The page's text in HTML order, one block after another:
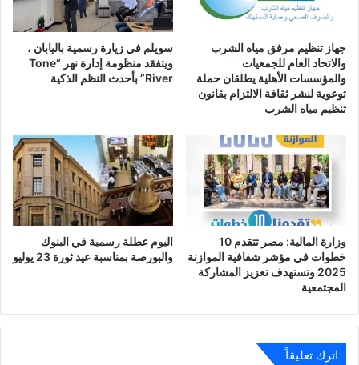
جهاز تنظيم مرفق مياه الشرب
والاتحاد العام للجمعيات
والمؤسسات الأهلية يطلقان حملة
توعوية لنشر ثقافة الالتزام بقانون
تنظيم مياه الشرب
سويلم في زيارة رسمية باليابان ،
ويتفقد منظومة إدارة نهر “Tone
River” بأحدث النظم الذكية
وزارة المالية: مصر تتقدم 10
خطوات في مؤشر شفافية الموازنة
2025 وتستهدف تعزيز المشاركة
المجتمعية
اليوم عطلة رسمية في البنوك
والبورصة بمناسبة عيد ثورة 23 يوليو
اترك تعليقاً